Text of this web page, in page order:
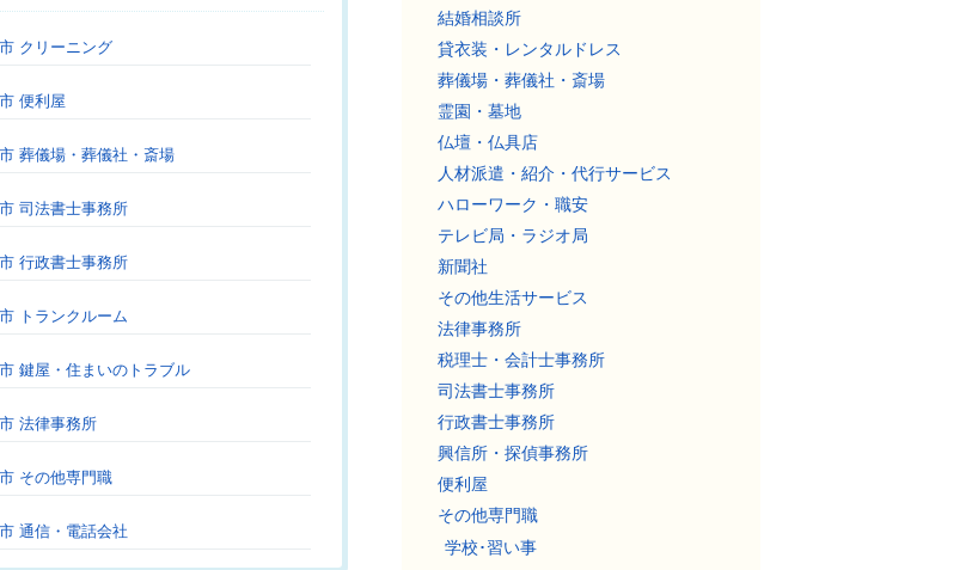
クリーニング
便利屋
葬儀場・葬儀社・斎場
司法書士事務所
行政書士事務所
トランクルーム
鍵屋・住まいのトラブル
法律事務所
その他専門職
通信・電話会社
結婚相談所
貸衣装・レンタルドレス
葬儀場・葬儀社・斎場
霊園・墓地
仏壇・仏具店
人材派遣・紹介・代行サービス
ハローワーク・職安
テレビ局・ラジオ局
新聞社
その他生活サービス
法律事務所
税理士・会計士事務所
司法書士事務所
行政書士事務所
興信所・探偵事務所
便利屋
その他専門職
学校･習い事